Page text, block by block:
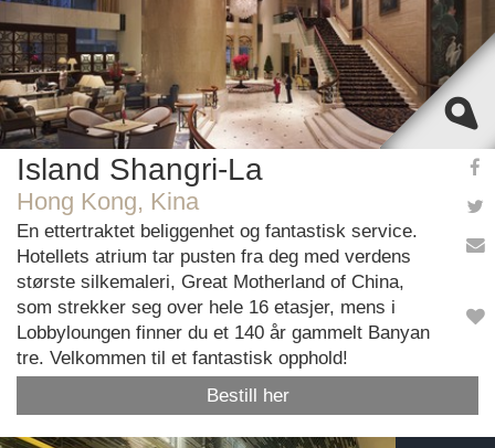
Island Shangri-La
Hong Kong, Kina
En ettertraktet beliggenhet og fantastisk service.
Hotellets atrium tar pusten fra deg med verdens
største silkemaleri, Great Motherland of China,
som strekker seg over hele 16 etasjer, mens i
Lobbyloungen finner du et 140 år gammelt Banyan
tre. Velkommen til et fantastisk opphold!
Bestill her